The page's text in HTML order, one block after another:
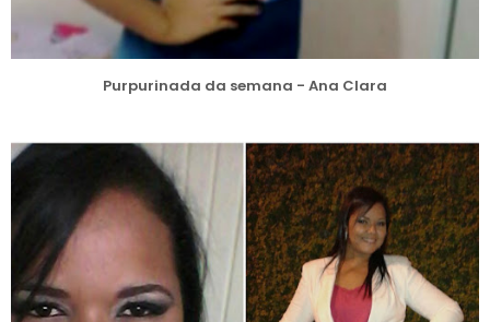
Purpurinada da semana - Ana Clara